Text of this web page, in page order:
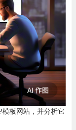
模板网站，并分析它